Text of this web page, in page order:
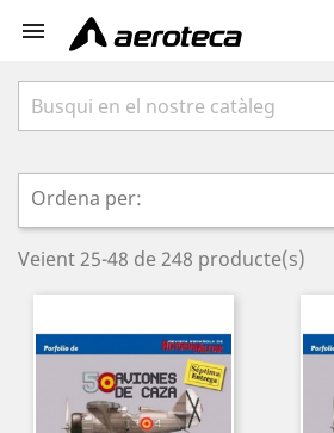

Ordena per:
Veient 25-48 de 248 producte(s)